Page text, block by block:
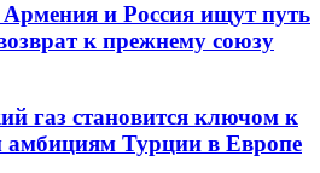
и Россия ищут путь
к прежнему союзу
газ становится ключом к
амбициям Турции в Европе